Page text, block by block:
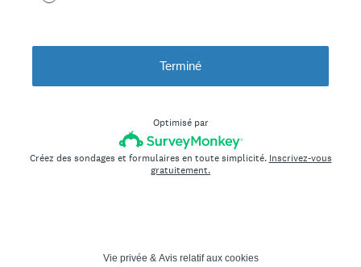
Terminé
Optimisé par
Créez des sondages et formulaires en toute simplicité. Inscrivez-vous
gratuitement.
Vie privée & Avis relatif aux cookies